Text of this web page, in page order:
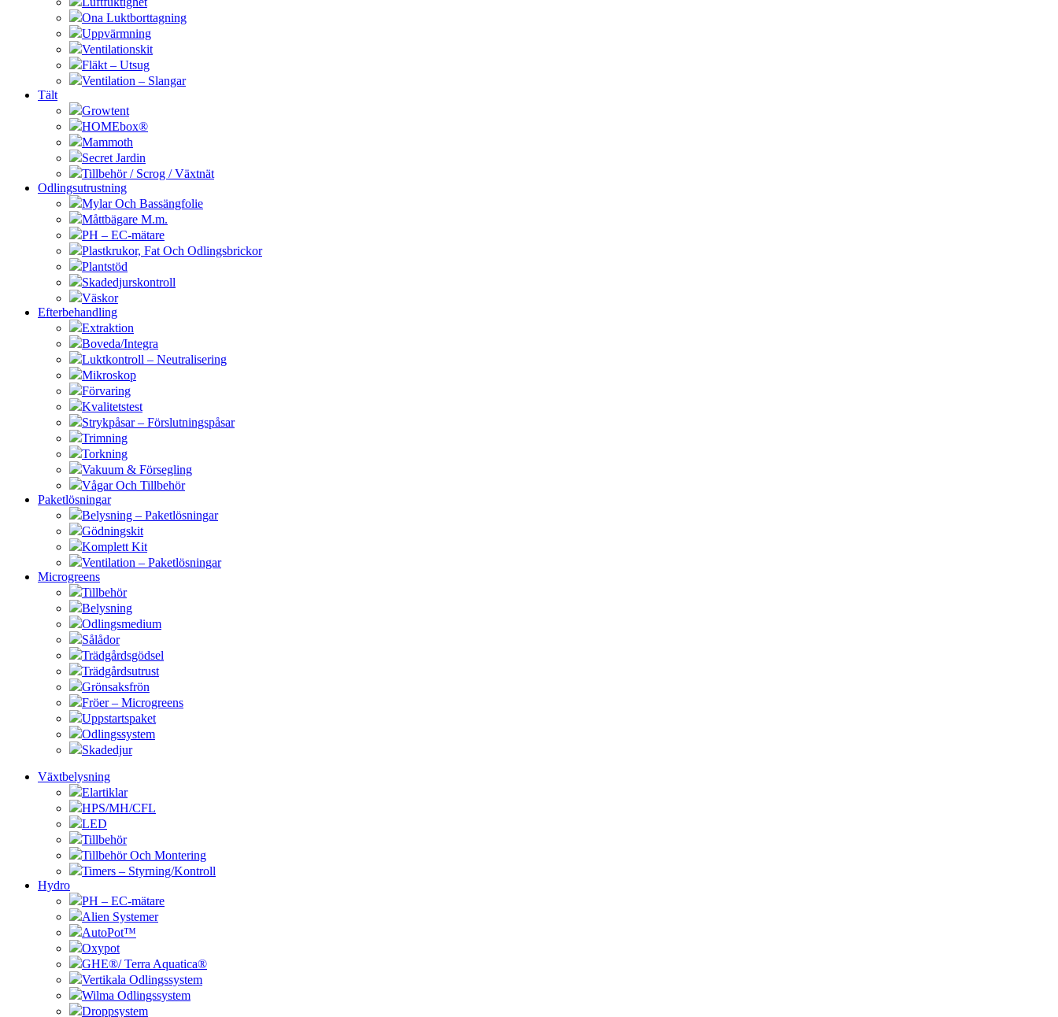
Ona Luktborttagning
Uppvärmning
Ventilationskit
Fläkt – Utsug
Ventilation – Slangar
Tält
Growtent
HOMEbox®
Mammoth
Secret Jardin
Tillbehör / Scrog / Växtnät
Odlingsutrustning
Mylar Och Bassängfolie
Måttbägare M.m.
PH – EC-mätare
Plastkrukor, Fat Och Odlingsbrickor
Plantstöd
Skadedjurskontroll
Väskor
Efterbehandling
Extraktion
Boveda/Integra
Luktkontroll – Neutralisering
Mikroskop
Förvaring
Kvalitetstest
Strykpåsar – Förslutningspåsar
Trimning
Torkning
Vakuum & Försegling
Vågar Och Tillbehör
Paketlösningar
Belysning – Paketlösningar
Gödningskit
Komplett Kit
Ventilation – Paketlösningar
Microgreens
Tillbehör
Belysning
Odlingsmedium
Sålådor
Trädgårdsgödsel
Trädgårdsutrust
Grönsaksfrön
Fröer – Microgreens
Uppstartspaket
Odlingssystem
Skadedjur
Växtbelysning
Elartiklar
HPS/MH/CFL
LED
Tillbehör
Tillbehör Och Montering
Timers – Styrning/Kontroll
Hydro
PH – EC-mätare
Alien Systemer
AutoPot™
Oxypot
GHE®/ Terra Aquatica®
Vertikala Odlingssystem
Wilma Odlingssystem
Droppsystem